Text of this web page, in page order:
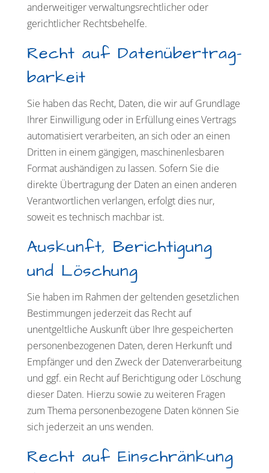
anderweitiger verwaltungsrechtlicher oder
gerichtlicher Rechtsbehelfe.
Recht auf Daten­übertrag­
barkeit
Sie haben das Recht, Daten, die wir auf Grundlage
Ihrer Einwilligung oder in Erfüllung eines Vertrags
automatisiert verarbeiten, an sich oder an einen
Dritten in einem gängigen, maschinenlesbaren
Format aushändigen zu lassen. Sofern Sie die
direkte Übertragung der Daten an einen anderen
Verantwortlichen verlangen, erfolgt dies nur,
soweit es technisch machbar ist.
Auskunft, Berichtigung
und Löschung
Sie haben im Rahmen der geltenden gesetzlichen
Bestimmungen jederzeit das Recht auf
unentgeltliche Auskunft über Ihre gespeicherten
personenbezogenen Daten, deren Herkunft und
Empfänger und den Zweck der Datenverarbeitung
und ggf. ein Recht auf Berichtigung oder Löschung
dieser Daten. Hierzu sowie zu weiteren Fragen
zum Thema personenbezogene Daten können Sie
sich jederzeit an uns wenden.
Recht auf Einschränkung